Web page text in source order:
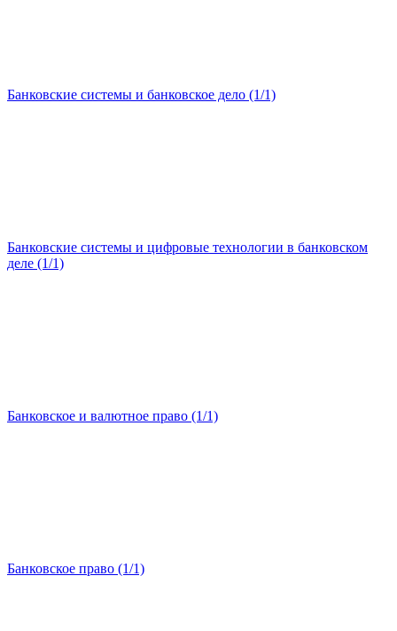
Банковские системы и банковское дело (1/1)
Банковские системы и цифровые технологии в банковском
деле (1/1)
Банковское и валютное право (1/1)
Банковское право (1/1)